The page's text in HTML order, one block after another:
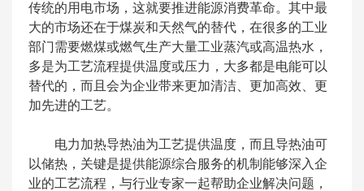
传统的用电市场，这就要推进能源消费革命。其中最
大的市场还在于煤炭和天然气的替代，在很多的工业
部门需要燃煤或燃气生产大量工业蒸汽或高温热水，
多是为工艺流程提供温度或压力，大多都是电能可以
替代的，而且会为企业带来更加清洁、更加高效、更
加先进的工艺。
电力加热导热油为工艺提供温度，而且导热油可
以储热，关键是提供能源综合服务的机制能够深入企
业的工艺流程，与行业专家一起帮助企业解决问题，